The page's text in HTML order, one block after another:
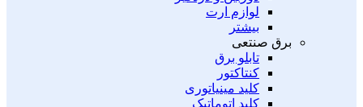
لوازم ارت
بیشتر
برق صنتعی
تابلو برق
کنتاکتور
کلید مینیاتوری
کلید اتوماتیک